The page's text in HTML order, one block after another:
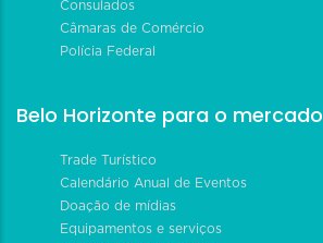
Consulados
Câmaras de Comércio
Polícia Federal
Belo Horizonte para o mercado
Trade Turístico
Calendário Anual de Eventos
Doação de mídias
Equipamentos e serviços